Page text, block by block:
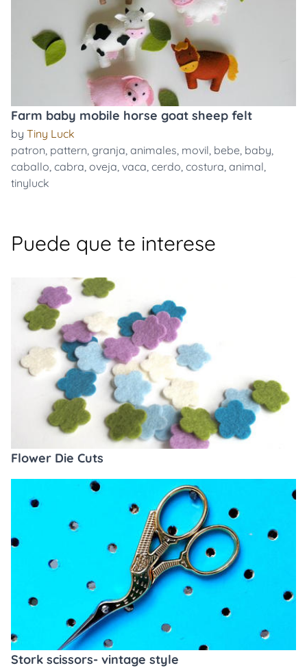
Farm baby mobile horse goat sheep felt
by Tiny Luck
patron, pattern, granja, animales, movil, bebe, baby,
caballo, cabra, oveja, vaca, cerdo, costura, animal,
tinyluck
Puede que te interese
Flower Die Cuts
Stork scissors- vintage style